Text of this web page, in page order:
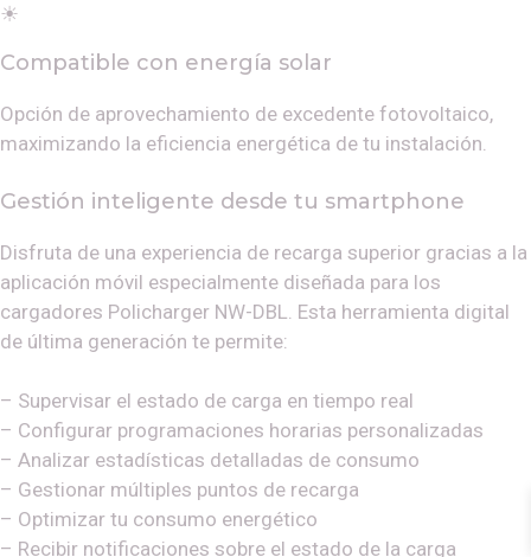
☀
Compatible con energía solar
Opción de aprovechamiento de excedente fotovoltaico,
maximizando la eficiencia energética de tu instalación.
Gestión inteligente desde tu smartphone
Disfruta de una experiencia de recarga superior gracias a la
aplicación móvil especialmente diseñada para los
cargadores Policharger NW-DBL. Esta herramienta digital
de última generación te permite:
– Supervisar el estado de carga en tiempo real
– Configurar programaciones horarias personalizadas
– Analizar estadísticas detalladas de consumo
– Gestionar múltiples puntos de recarga
– Optimizar tu consumo energético
– Recibir notificaciones sobre el estado de la carga